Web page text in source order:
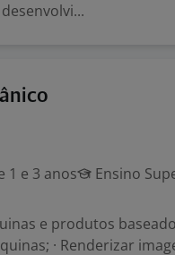
1 e 3 anos
Ensino
e produtos
· Renderizar